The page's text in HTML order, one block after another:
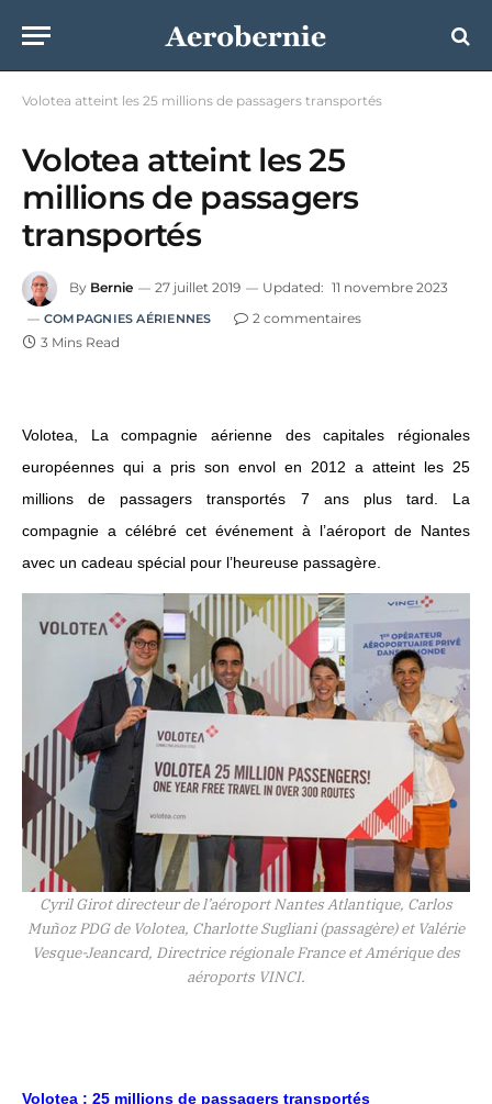
Volotea atteint les 25 millions de passagers transportés
Volotea atteint les 25
millions de passagers
transportés
By Bernie 27 juillet 2019 Updated: 11 novembre 2023
COMPAGNIES AÉRIENNES
2 commentaires
3 Mins Read
Volotea, La compagnie aérienne des capitales régionales
européennes qui a pris son envol en 2012 a atteint les 25
millions de passagers transportés 7 ans plus tard. La
compagnie a célébré cet événement à l’aéroport de Nantes
avec un cadeau spécial pour l’heureuse passagère.
Cyril Girot directeur de l’aéroport Nantes Atlantique, Carlos
Muñoz PDG de Volotea, Charlotte Sugliani (passagère) et Valérie
Vesque-Jeancard, Directrice régionale France et Amérique des
aéroports VINCI.
Volotea : 25 millions de passagers transportés